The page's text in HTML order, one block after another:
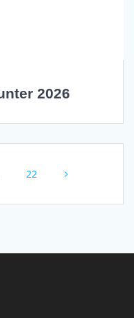
2026
Seite
22